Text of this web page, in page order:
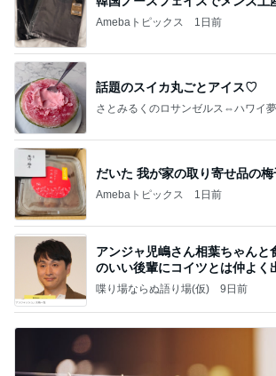
Amebaトピックス 1日前
話題のスイカ丸ごとアイス♡
さとみるくのロサンゼルス⇔ハワイ
だいた 我が家の取り寄せ品の梅
Amebaトピックス 1日前
アンジャ児嶋さん相葉ちゃんと
のいい後輩にコイツとは仲よく
喋り場ならぬ語り場(仮) 9日前